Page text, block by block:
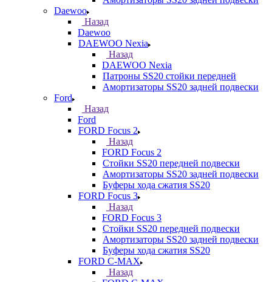
Daewoo
Назад
Daewoo
DAEWOO Nexia
Назад
DAEWOO Nexia
Патроны SS20 стойки передней
Амортизаторы SS20 задней подвески
Ford
Назад
Ford
FORD Focus 2
Назад
FORD Focus 2
Стойки SS20 передней подвески
Амортизаторы SS20 задней подвески
Буферы хода сжатия SS20
FORD Focus 3
Назад
FORD Focus 3
Стойки SS20 передней подвески
Амортизаторы SS20 задней подвески
Буферы хода сжатия SS20
FORD С-MAX
Назад